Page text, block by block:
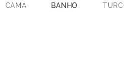
CAMA BANHO